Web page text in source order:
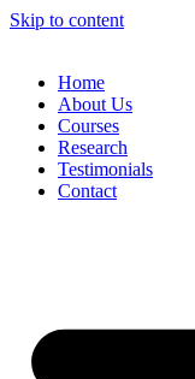
Skip to content
Home
About Us
Courses
Research
Testimonials
Contact